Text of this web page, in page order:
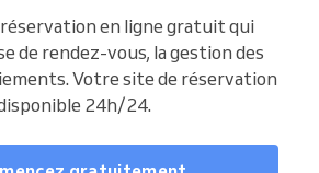
réservation en ligne gratuit qui
de rendez-vous, la gestion des
Votre site de réservation
24h/24.